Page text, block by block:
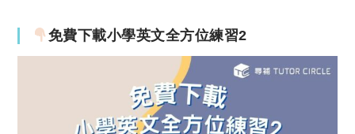
免費下載小學英文全方位練習2